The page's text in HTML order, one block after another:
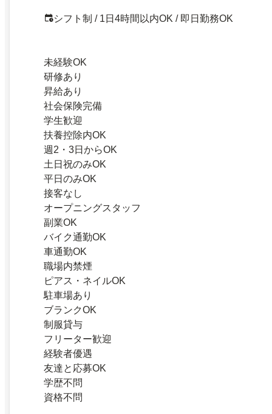
シフト制 / 1日4時間以内OK / 即日勤務OK
未経験OK
研修あり
昇給あり
社会保険完備
学生歓迎
扶養控除内OK
週2・3日からOK
土日祝のみOK
平日のみOK
接客なし
オープニングスタッフ
副業OK
バイク通勤OK
車通勤OK
職場内禁煙
ピアス・ネイルOK
駐車場あり
ブランクOK
制服貸与
フリーター歓迎
経験者優遇
友達と応募OK
学歴不問
資格不問